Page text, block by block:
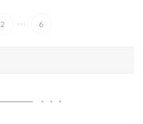
2 ... 6